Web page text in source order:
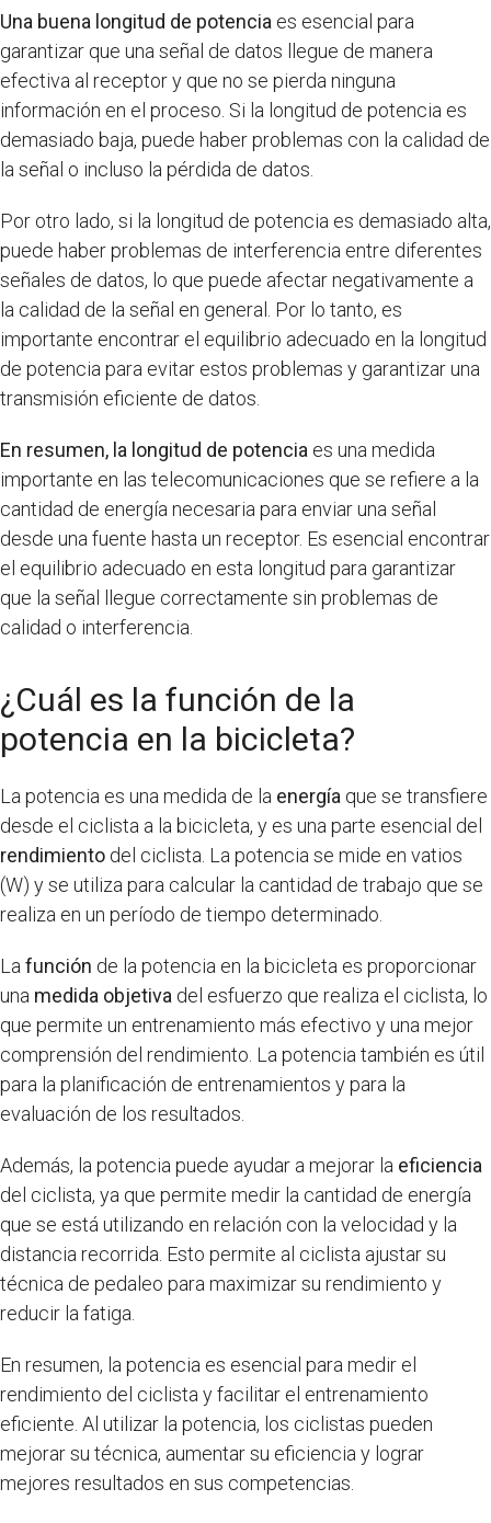
Una buena longitud de potencia es esencial para
garantizar que una señal de datos llegue de manera
efectiva al receptor y que no se pierda ninguna
información en el proceso. Si la longitud de potencia es
demasiado baja, puede haber problemas con la calidad de
la señal o incluso la pérdida de datos.
Por otro lado, si la longitud de potencia es demasiado alta,
puede haber problemas de interferencia entre diferentes
señales de datos, lo que puede afectar negativamente a
la calidad de la señal en general. Por lo tanto, es
importante encontrar el equilibrio adecuado en la longitud
de potencia para evitar estos problemas y garantizar una
transmisión eficiente de datos.
En resumen, la longitud de potencia es una medida
importante en las telecomunicaciones que se refiere a la
cantidad de energía necesaria para enviar una señal
desde una fuente hasta un receptor. Es esencial encontrar
el equilibrio adecuado en esta longitud para garantizar
que la señal llegue correctamente sin problemas de
calidad o interferencia.
¿Cuál es la función de la
potencia en la bicicleta?
La potencia es una medida de la energía que se transfiere
desde el ciclista a la bicicleta, y es una parte esencial del
rendimiento del ciclista. La potencia se mide en vatios
(W) y se utiliza para calcular la cantidad de trabajo que se
realiza en un período de tiempo determinado.
La función de la potencia en la bicicleta es proporcionar
una medida objetiva del esfuerzo que realiza el ciclista, lo
que permite un entrenamiento más efectivo y una mejor
comprensión del rendimiento. La potencia también es útil
para la planificación de entrenamientos y para la
evaluación de los resultados.
Además, la potencia puede ayudar a mejorar la eficiencia
del ciclista, ya que permite medir la cantidad de energía
que se está utilizando en relación con la velocidad y la
distancia recorrida. Esto permite al ciclista ajustar su
técnica de pedaleo para maximizar su rendimiento y
reducir la fatiga.
En resumen, la potencia es esencial para medir el
rendimiento del ciclista y facilitar el entrenamiento
eficiente. Al utilizar la potencia, los ciclistas pueden
mejorar su técnica, aumentar su eficiencia y lograr
mejores resultados en sus competencias.